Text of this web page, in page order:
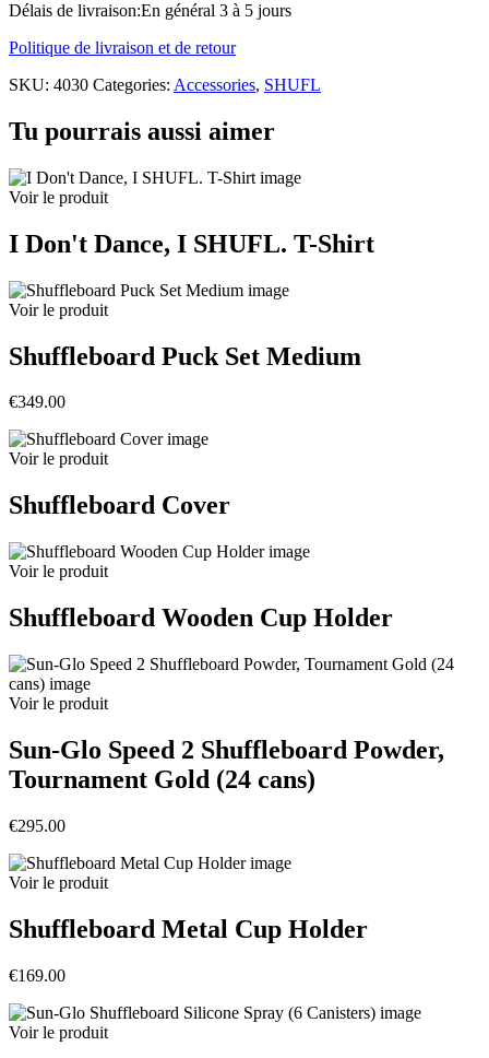
Wipe
Délais de livraison:En général 3 à 5 jours
Politique de livraison et de retour
SKU: 4030 Categories: Accessories, SHUFL
Tu pourrais aussi aimer
Voir le produit
I Don't Dance, I SHUFL. T-Shirt
Voir le produit
Shuffleboard Puck Set Medium
€349.00
Voir le produit
Shuffleboard Cover
Voir le produit
Shuffleboard Wooden Cup Holder
Voir le produit
Sun-Glo Speed 2 Shuffleboard Powder,
Tournament Gold (24 cans)
€295.00
Voir le produit
Shuffleboard Metal Cup Holder
€169.00
Voir le produit